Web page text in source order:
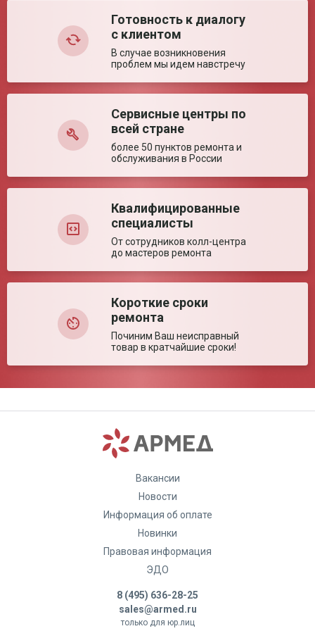
Недостатки:
Оставить отзыв
Готовность к диалогу
с клиентом
В случае возникновения
проблем мы идем навстречу
Сервисные центры по
всей стране
более 50 пунктов ремонта и
обслуживания в России
Квалифицированные
специалисты
От сотрудников колл-центра
до мастеров ремонта
Короткие сроки
ремонта
Починим Ваш неисправный
товар в кратчайшие сроки!
Вакансии
Новости
Информация об оплате
Новинки
Правовая информация
ЭДО
8 (495) 636-28-25
sales@armed.ru
только для юр.лиц